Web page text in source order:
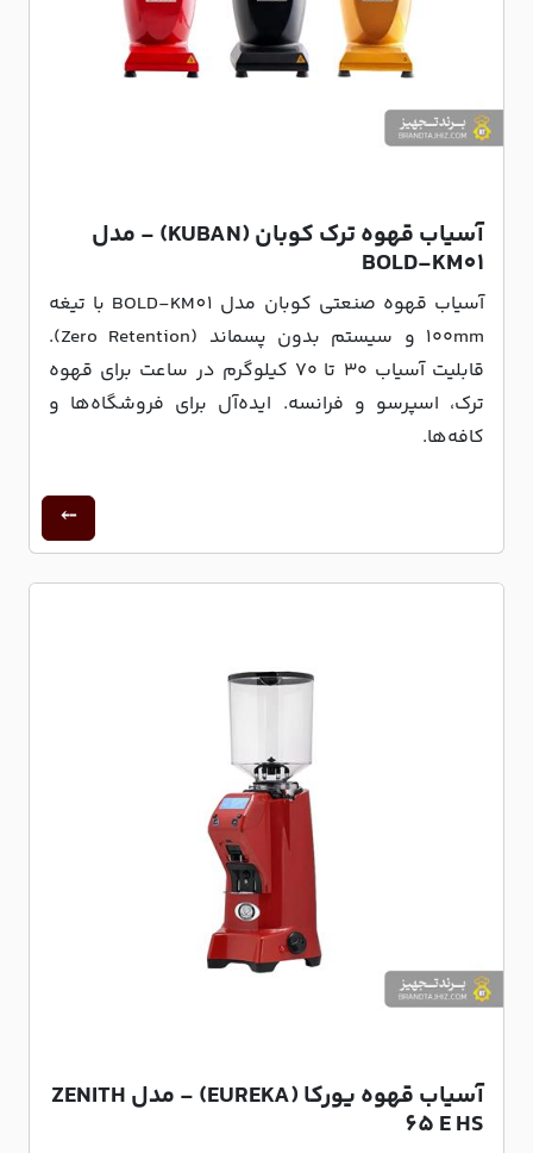
آسیاب قهوه ترک کوبان (KUBAN) - مدل
BOLD-KM01
آسیاب قهوه صنعتی کوبان مدل BOLD-KM01 با تیغه
۱۰۰mm و سیستم بدون پسماند (Zero Retention).
قابلیت آسیاب ۳۰ تا ۷۰ کیلوگرم در ساعت برای قهوه
ترک، اسپرسو و فرانسه. ایده‌آل برای فروشگاه‌ها و
کافه‌ها.
آسیاب قهوه یورکا (EUREKA) - مدل ZENITH
65 E HS